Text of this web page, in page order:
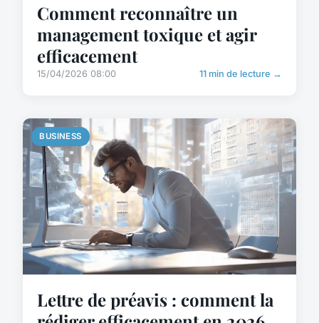
Comment reconnaître un
management toxique et agir
efficacement
15/04/2026 08:00 11 min de lecture →
BUSINESS
Lettre de préavis : comment la